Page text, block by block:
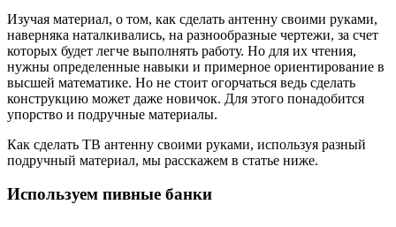
Изучая материал, о том, как сделать антенну своими руками,
наверняка наталкивались, на разнообразные чертежи, за счет
которых будет легче выполнять работу. Но для их чтения,
нужны определенные навыки и примерное ориентирование в
высшей математике. Но не стоит огорчаться ведь сделать
конструкцию может даже новичок. Для этого понадобится
упорство и подручные материалы.
Как сделать ТВ антенну своими руками, используя разный
подручный материал, мы расскажем в статье ниже.
Используем пивные банки